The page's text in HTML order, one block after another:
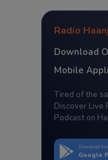
Radio
Download
Mobile
Tired of the
Discover Live
Podcast on
Download
Google